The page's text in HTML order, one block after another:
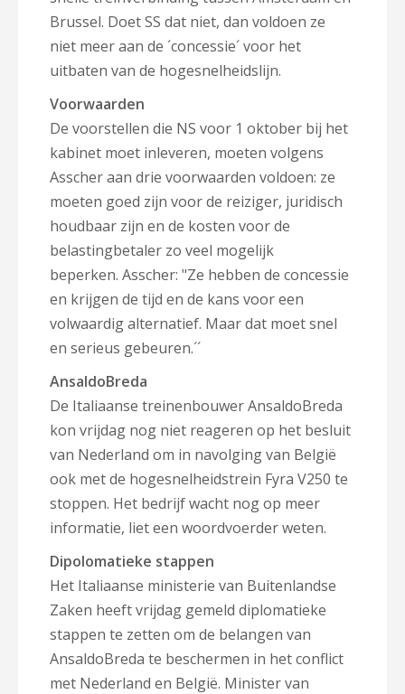
Brussel. Doet SS dat niet, dan voldoen ze
niet meer aan de ´concessie´ voor het
uitbaten van de hogesnelheidslijn.
Voorwaarden
De voorstellen die NS voor 1 oktober bij het
kabinet moet inleveren, moeten volgens
Asscher aan drie voorwaarden voldoen: ze
moeten goed zijn voor de reiziger, juridisch
houdbaar zijn en de kosten voor de
belastingbetaler zo veel mogelijk
beperken. Asscher: "Ze hebben de concessie
en krijgen de tijd en de kans voor een
volwaardig alternatief. Maar dat moet snel
en serieus gebeuren.´´
AnsaldoBreda
De Italiaanse treinenbouwer AnsaldoBreda
kon vrijdag nog niet reageren op het besluit
van Nederland om in navolging van België
ook met de hogesnelheidstrein Fyra V250 te
stoppen. Het bedrijf wacht nog op meer
informatie, liet een woordvoerder weten.
Dipolomatieke stappen
Het Italiaanse ministerie van Buitenlandse
Zaken heeft vrijdag gemeld diplomatieke
stappen te zetten om de belangen van
AnsaldoBreda te beschermen in het conflict
met Nederland en België. Minister van